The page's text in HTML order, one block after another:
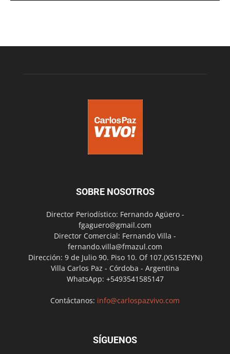
SOBRE NOSOTROS
Director Periodístico: Fernando Agüero -
fgaguero@gmail.com
Director Comercial: Fernando Villa -
fernando.villa@fmazul.com
Dirección: 9 de Julio 90. Piso 10. Of 107.(X5152EYN)
Villa Carlos Paz - Córdoba - Argentina
WhatsApp: +5493541585147
Contáctanos: info@carlospazvivo.com
SÍGUENOS